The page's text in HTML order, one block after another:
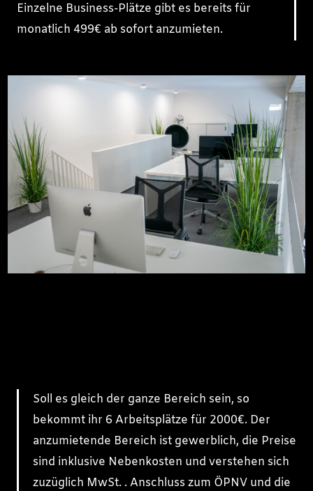
Einzelne Business-Plätze gibt es bereits für
monatlich 499€ ab sofort anzumieten.
Soll es gleich der ganze Bereich sein, so
bekommt ihr 6 Arbeitsplätze für 2000€. Der
anzumietende Bereich ist gewerblich, die Preise
sind inklusive Nebenkosten und verstehen sich
zuzüglich MwSt. . Anschluss zum ÖPNV und die